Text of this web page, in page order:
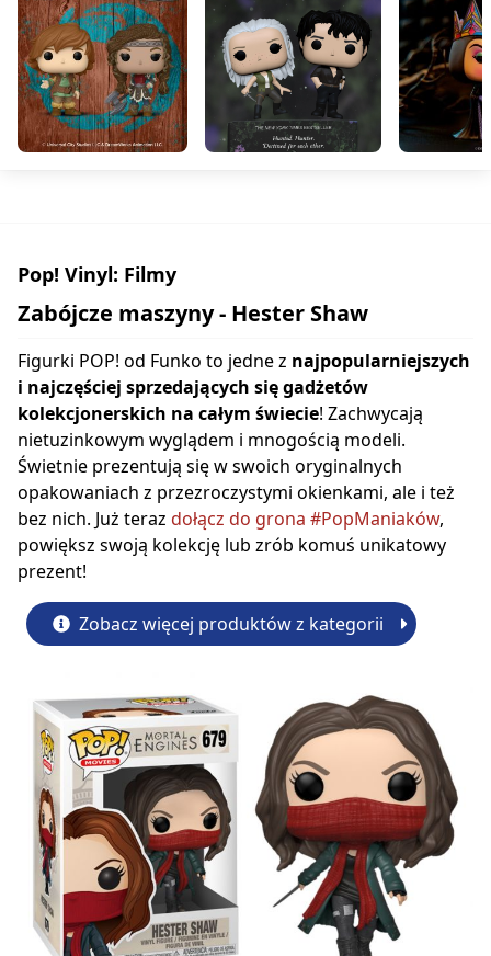
Pop! Vinyl: Filmy
Zabójcze maszyny - Hester Shaw
Figurki POP! od Funko to jedne z najpopularniejszych
i najczęściej sprzedających się gadżetów
kolekcjonerskich na całym świecie! Zachwycają
nietuzinkowym wyglądem i mnogością modeli.
Świetnie prezentują się w swoich oryginalnych
opakowaniach z przezroczystymi okienkami, ale i też
bez nich. Już teraz dołącz do grona #PopManiaków,
powiększ swoją kolekcję lub zrób komuś unikatowy
prezent!
Zobacz więcej produktów z kategorii